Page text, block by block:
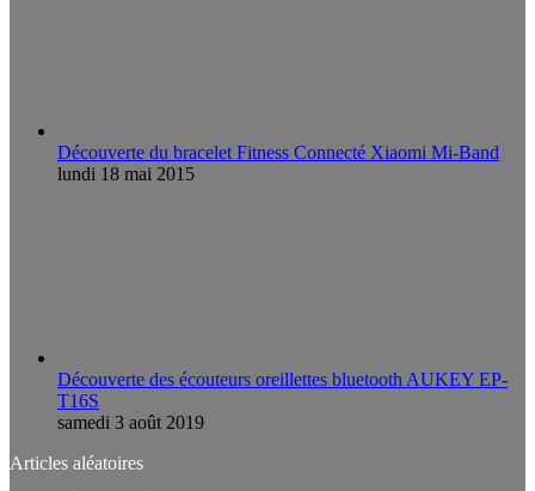
Découverte du bracelet Fitness Connecté Xiaomi Mi-Band
lundi 18 mai 2015
Découverte des écouteurs oreillettes bluetooth AUKEY EP-
T16S
samedi 3 août 2019
Articles aléatoires